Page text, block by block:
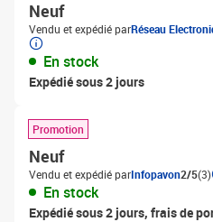
Neuf
Vendu et expédié parRéseau
En stock
Expédié sous 2 jours
Promotion
Neuf
Vendu et expédié parInfopavon2/5(3)
En stock
Expédié sous 2 jours, frais de